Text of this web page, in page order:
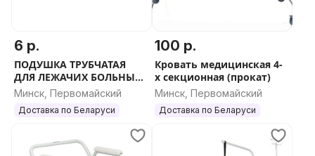
6 р.
ПОДУШКА ТРУБЧАТАЯ
ДЛЯ ЛЕЖАЧИХ БОЛЬНЫХ
(прокат)
Минск, Первомайский
Доставка по Беларуси
100 р.
Кровать медицинская 4-
х секционная (прокат)
Минск, Первомайский
Доставка по Беларуси